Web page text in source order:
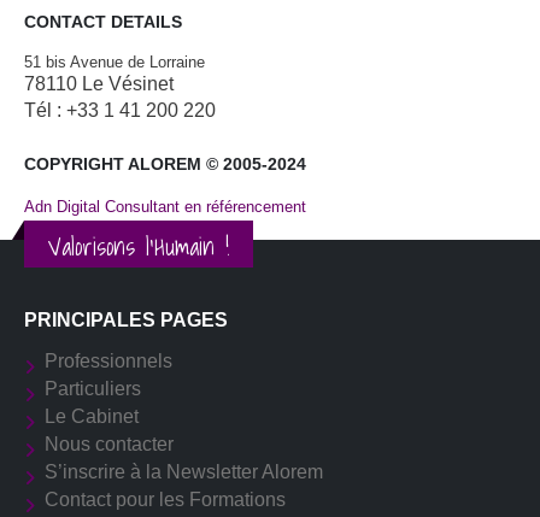
CONTACT DETAILS
51 bis Avenue de Lorraine
78110 Le Vésinet
Tél : +33 1 41 200 220
COPYRIGHT ALOREM © 2005-2024
Adn Digital Consultant en référencement
Valorisons l'Humain !
PRINCIPALES PAGES
Professionnels
Particuliers
Le Cabinet
Nous contacter
S’inscrire à la Newsletter Alorem
Contact pour les Formations